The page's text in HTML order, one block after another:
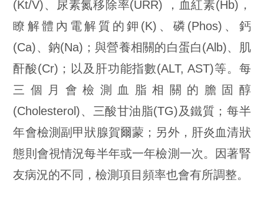
(Kt/V)、尿素氮移除率(URR) ，血紅素(Hb)，
瞭解體內電解質的鉀(K)、磷(Phos)、鈣
(Ca)、鈉(Na)；與營養相關的白蛋白(Alb)、肌
酐酸(Cr)；以及肝功能指數(ALT, AST)等。每
三個月會檢測血脂相關的膽固醇
(Cholesterol)、三酸甘油脂(TG)及鐵質；每半
年會檢測副甲狀腺賀爾蒙；另外，肝炎血清狀
態則會視情況每半年或一年檢測一次。因著腎
友病況的不同，檢測項目頻率也會有所調整。